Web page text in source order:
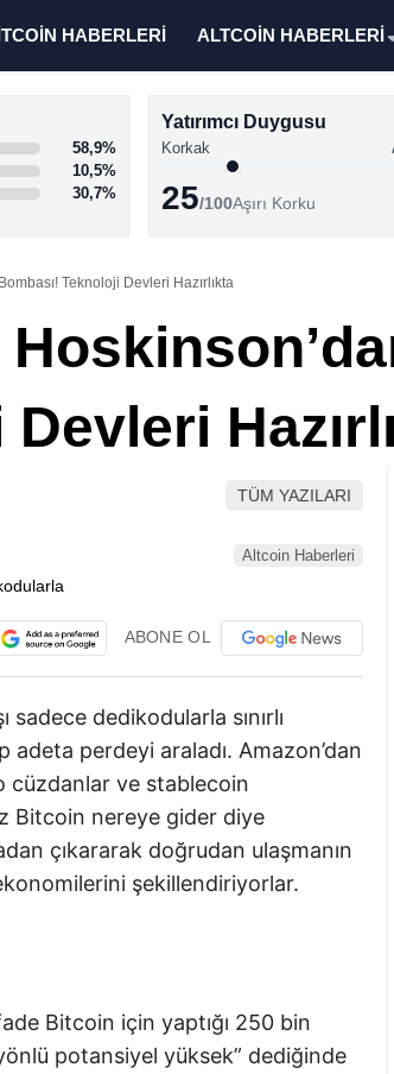
HABERLERİ ALTCOİN HABERLERİ
58,9%
10,5%
30,7%
Yatırımcı Duygusu
Korkak
25/100Aşırı Korku
Teknoloji Devleri Hazırlıkta
TÜM YAZILARI
Altcoin Haberleri
ABONE OL
dedikodularla sınırlı
adeta perdeyi araladı. Amazon’dan
cüzdanlar ve stablecoin
Bitcoin nereye gider diye
çıkararak doğrudan ulaşmanın
şekillendiriyorlar.
Bitcoin için yaptığı 250 bin
potansiyel yüksek” dediğinde